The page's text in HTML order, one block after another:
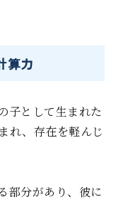
算力
子として生まれた
れ、存在を軽んじ
部分があり、彼に